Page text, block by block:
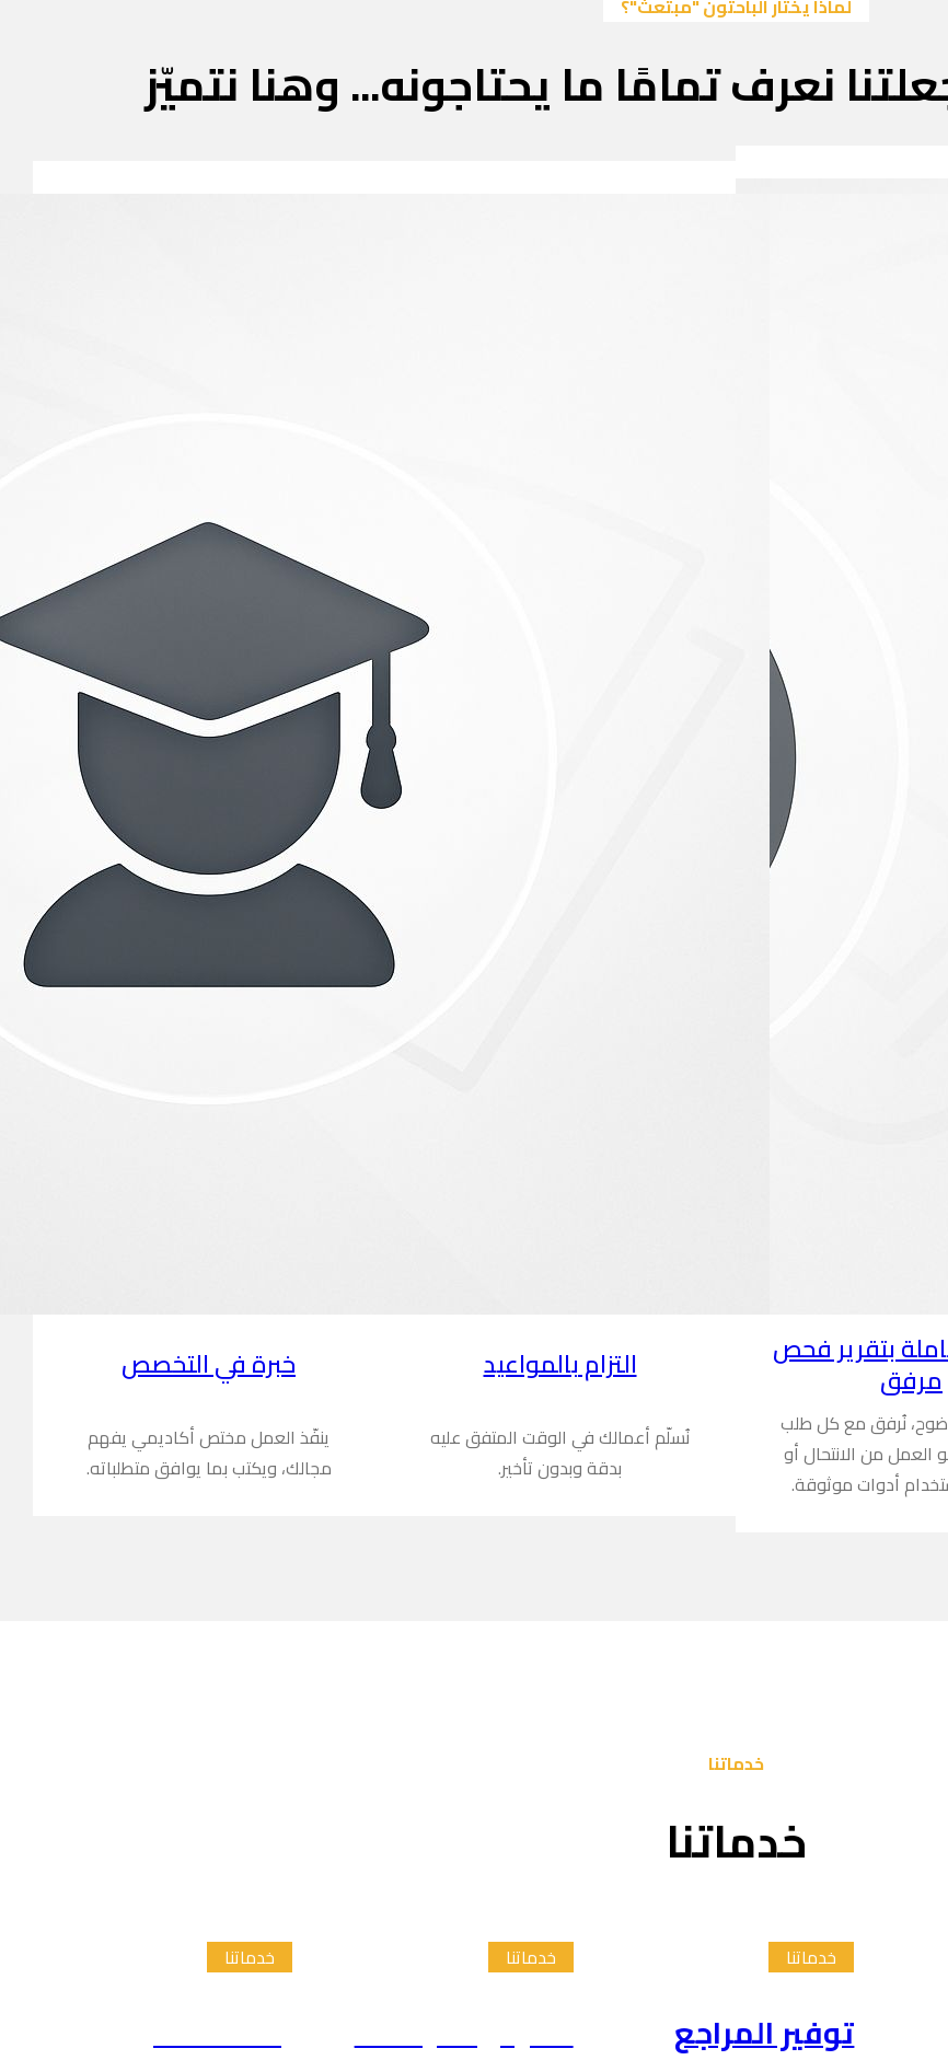
نعرف تمامًا ما يحتاجونه... وهنا نتميّز
بتقرير فحص
مرفق
نُرفق مع كل طلب
العمل من الانتحال أو
أدوات موثوقة.
التزام بالمواعيد
نُسلّم أعمالك في الوقت المتفق عليه
بدقة وبدون تأخير.
خبرة في التخصص
ينفّذ العمل مختص أكاديمي يفهم
مجالك، ويكتب بما يوافق متطلباته.
خدماتنا
خدماتنا
خدماتنا
توفير المراجع
خدماتنا
تلخيص الدراسات
خدماتنا
إعداد الاطار